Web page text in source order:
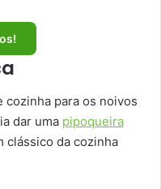
cozinha para os noivos
dar uma pipoqueira
clássico da cozinha